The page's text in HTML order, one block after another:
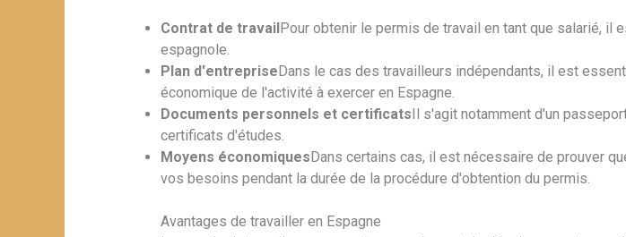
Contrat de travailPour obtenir le permis de travail en tant que salarié, il
espagnole.
Plan d'entrepriseDans le cas des travailleurs indépendants, il est
économique de l'activité à exercer en Espagne.
Documents personnels et certificatsIl s'agit notamment d'un
certificats d'études.
Moyens économiquesDans certains cas, il est nécessaire de prouver
vos besoins pendant la durée de la procédure d'obtention du permis.
Avantages de travailler en Espagne